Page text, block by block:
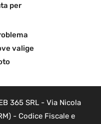
per
valige
365 SRL - Via Nicola
- Codice Fiscale e